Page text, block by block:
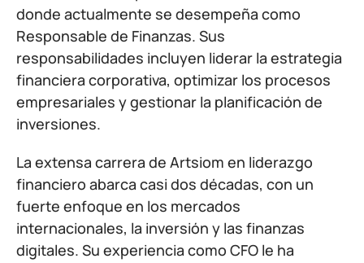
donde actualmente se desempeña como
Responsable de Finanzas. Sus
responsabilidades incluyen liderar la estrategia
financiera corporativa, optimizar los procesos
empresariales y gestionar la planificación de
inversiones.
La extensa carrera de Artsiom en liderazgo
financiero abarca casi dos décadas, con un
fuerte enfoque en los mercados
internacionales, la inversión y las finanzas
digitales. Su experiencia como CFO le ha